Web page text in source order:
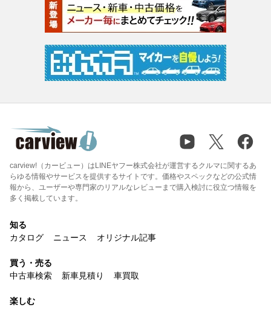
carview!（カービュー）はLINEヤフー株式会社が運営するクルマに関するあ
らゆる情報やサービスを提供するサイトです。価格やスペックなどの公式情
報から、ユーザーや専門家のリアルなレビューまで購入検討に役立つ情報を
多く掲載しています。
知る
カタログ
ニュース オリジナル記事
買う・売る
中古車検索
新車見積り 車買取
楽しむ